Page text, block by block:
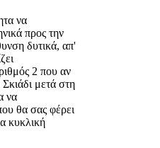
να
προς την
δυτικά, απ'
2 που αν
μετά στη
να
θα σας φέρει
κυκλική